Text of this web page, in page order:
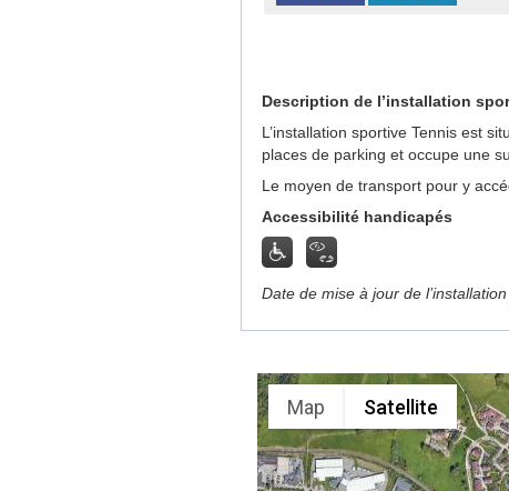
Description de l’installation
L’installation sportive Tennis est
places de parking et occupe une
Le moyen de transport pour y
Accessibilité handicapés
Date de mise à jour de
Map Satellite